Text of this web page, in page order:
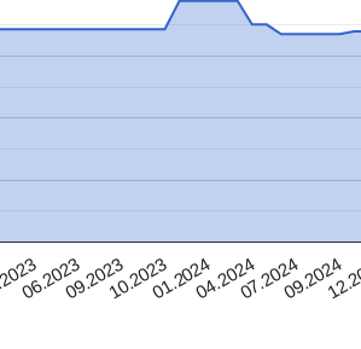
06.202309.202310.202301.202404.202407.202409.2024